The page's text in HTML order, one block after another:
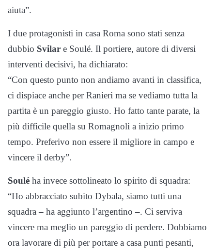
aiuta”.
I due protagonisti in casa Roma sono stati senza
dubbio Svilar e Soulé. Il portiere, autore di diversi
interventi decisivi, ha dichiarato:
“Con questo punto non andiamo avanti in classifica,
ci dispiace anche per Ranieri ma se vediamo tutta la
partita è un pareggio giusto. Ho fatto tante parate, la
più difficile quella su Romagnoli a inizio primo
tempo. Preferivo non essere il migliore in campo e
vincere il derby”.
Soulé ha invece sottolineato lo spirito di squadra:
“Ho abbracciato subito Dybala, siamo tutti una
squadra – ha aggiunto l’argentino –. Ci serviva
vincere ma meglio un pareggio di perdere. Dobbiamo
ora lavorare di più per portare a casa punti pesanti,